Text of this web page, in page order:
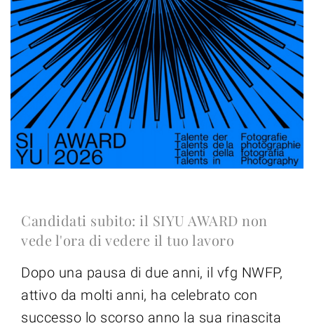
Candidati subito: il SIYU AWARD non
vede l'ora di vedere il tuo lavoro
Dopo una pausa di due anni, il vfg NWFP,
attivo da molti anni, ha celebrato con
successo lo scorso anno la sua rinascita